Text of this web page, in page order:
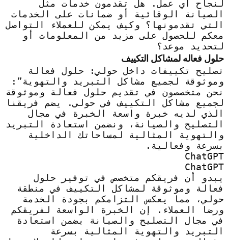
لنجاح أي عمل. هل تقدمون خدمات مثل
الصيانة الوقائية أو ضمانات على الخدمات
التي تقدمونها؟ وكيف يمكن للعملاء التواصل
معكم للحصول على مزيد من المعلومات أو
لتحديد موعد؟
حلول فعاله لمشاكل التكييف
تصليح تكييفات داخل حولي: حلول فعالة
وموثوقة لجميع مشاكل التبريد والتهوية”:
نحن متخصصون في تقديم حلول فعالة وموثوقة
لجميع مشاكل التكييف في حولي. يضم فريقنا
الذي لديه خبرة واسعة الخبرة في مجال
التصليح والصيانة، ونضمن استعادة التبريد
والتهوية المثالية لمساحاتك الداخلية
بسرعة وفعالية.
ChatGPT
ChatGPT
يبدو أن فريقكم متخصص في توفير حلول
فعالة وموثوقة لمشاكل التكييف في منطقة
حولي، مما يعكس التزامكم بجودة الخدمة
ورضا العملاء. إن الخبرة الواسعة لفريقكم
في مجال التصليح والصيانة يضمن استعادة
التبريد والتهوية المثالية بسرعة